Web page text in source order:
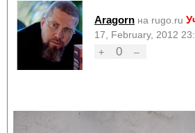
Aragorn на rugo.ru
17, February, 2012
+
0 –